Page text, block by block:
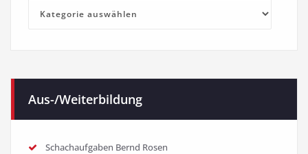
Kategorien
Aus-/Weiterbildung
Schachaufgaben Bernd Rosen